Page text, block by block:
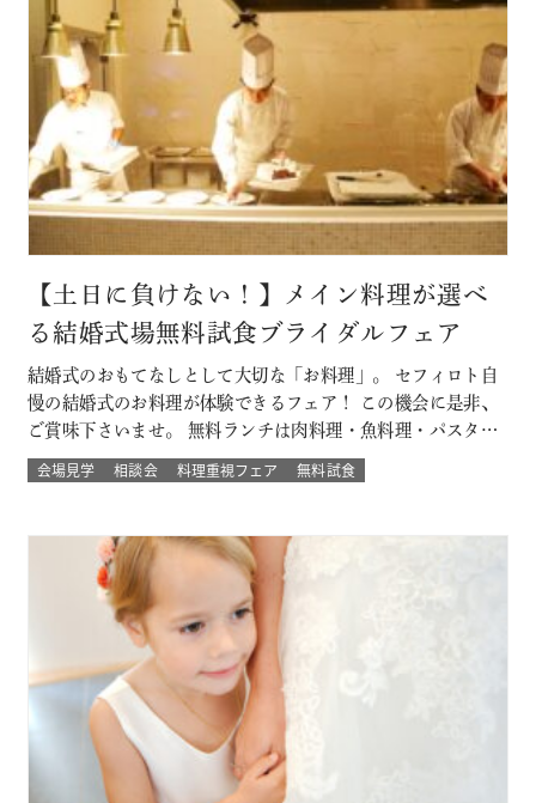
【土日に負けない！】メイン料理が選べ
る結婚式場無料試食ブライダルフェア
結婚式のおもてなしとして大切な「お料理」。 セフィロト自
慢の結婚式のお料理が体験できるフェア！ この機会に是非、
ご賞味下さいませ。 無料ランチは肉料理・魚料理・パスタか
らお選び頂けます。 平日開催なので土日とは違ってゆっくり
人気の結婚式演出体験や結婚式場の待合室などの付帯設備も
ったお料理」。 ぜひ一度試…
会場見学 相談会 料理重視フェア 無料試食